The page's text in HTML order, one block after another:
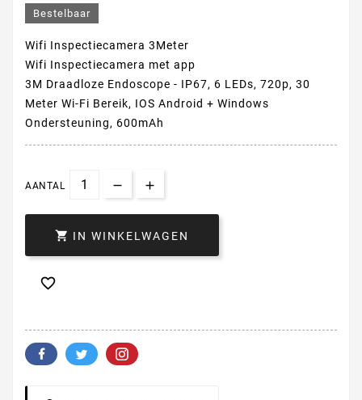
Bestelbaar
Wifi Inspectiecamera 3Meter
Wifi Inspectiecamera met app
3M Draadloze Endoscope - IP67, 6 LEDs, 720p, 30
Meter Wi-Fi Bereik, IOS Android + Windows
Ondersteuning, 600mAh
AANTAL
 IN WINKELWAGEN
